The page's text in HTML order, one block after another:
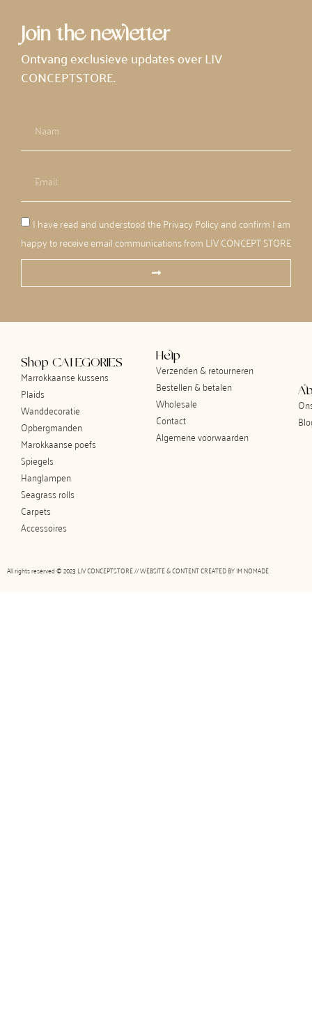
Join the newletter
Ontvang exclusieve updates over LIV
CONCEPTSTORE.
I have read and understood the Privacy Policy and confirm I am
happy to receive email communications from LIV CONCEPT STORE
Shop CATEGORIES
Marrokkaanse kussens
Plaids
Wanddecoratie
Opbergmanden
Marokkaanse poefs
Spiegels
Hanglampen
Seagrass rolls
Carpets
Accessoires
Help
Verzenden & retourneren
Bestellen & betalen
Wholesale
Contact
Algemene voorwaarden
All rights reserved © 2023 LIV CONCEPTSTORE // WEBSITE & CONTENT CREATED BYIM NOMADE